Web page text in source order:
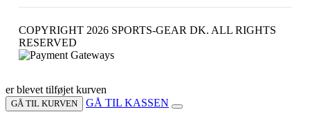
COPYRIGHT 2026 SPORTS-GEAR DK. ALL RIGHTS
RESERVED
er blevet tilføjet kurven
GÅ TIL KURVEN GÅ TIL KASSEN